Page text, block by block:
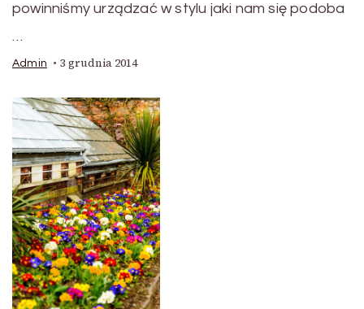
powinniśmy urządzać w stylu jaki nam się podoba
…
Admin 3 grudnia 2014